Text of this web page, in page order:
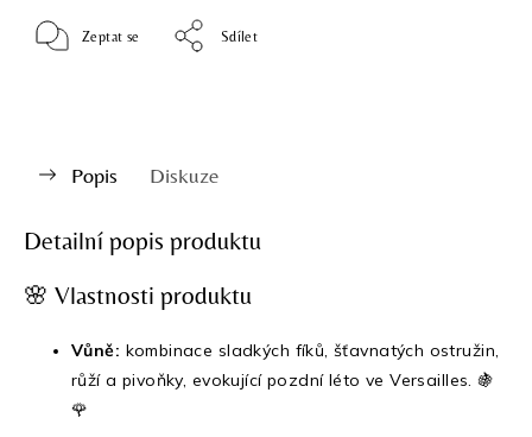
Zeptat se Sdílet
Popis Diskuze
Detailní popis produktu
🌸 Vlastnosti produktu
Vůně: kombinace sladkých fíků, šťavnatých ostružin,
růží a pivoňky, evokující pozdní léto ve Versailles. 🍇
🌹